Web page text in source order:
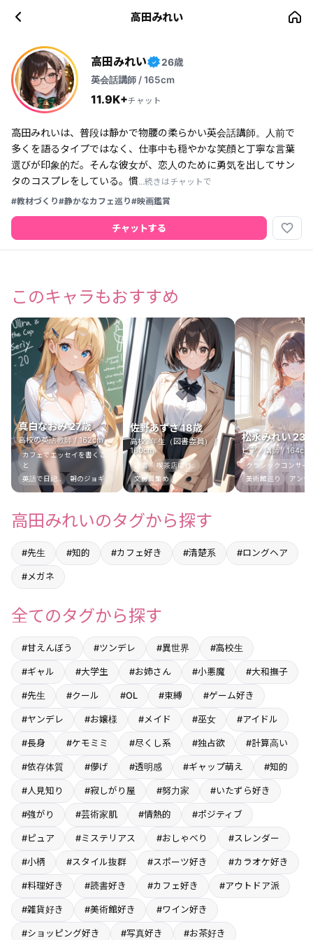
高田みれい
高田みれい ✓
26歳
英会話講師 / 165cm
11.9K+チャット
高田みれいは、普段は静かで物腰の柔らかい英会話講師。人前で
多くを語るタイプではなく、仕事中も穏やかな笑顔と丁寧な言葉
選びが印象的だ。そんな彼女が、恋人のために勇気を出してサン
タのコスプレをしている。慣...続きはチャットで
#教材づくり#静かなカフェ巡り#映画鑑賞
チャットする favorite_border
このキャラもおすすめ
真白なおみ 27歳
高校の英語教師 / 162cm
カフェでエッセイを書くこ
と
英語で日記..
朝のジョギ..
佐野あずさ 18歳
高校3年生（図書委員） /
160cm
読書
喫茶店に行..
文房具集め
松永みれい 23
ピアノ講師 / 164cm
クラシックコンサー
美術館巡り
アンテ
高田みれいのタグから探す
#先生 #知的 #カフェ好き #清楚系 #ロングヘア
#メガネ
全てのタグから探す
#甘えんぼう #ツンデレ #異世界 #高校生
#ギャル #大学生 #お姉さん #小悪魔 #大和撫子
#先生 #クール #OL #束縛 #ゲーム好き
#ヤンデレ #お嬢様 #メイド #巫女 #アイドル
#長身 #ケモミミ #尽くし系 #独占欲 #計算高い
#依存体質 #儚げ #透明感 #ギャップ萌え #知的
#人見知り #寂しがり屋 #努力家 #いたずら好き
#強がり #芸術家肌 #情熱的 #ポジティブ
#ピュア #ミステリアス #おしゃべり #スレンダー
#小柄 #スタイル抜群 #スポーツ好き #カラオケ好き
#料理好き #読書好き #カフェ好き #アウトドア派
#雑貨好き #美術館好き #ワイン好き
#ショッピング好き #写真好き #お茶好き